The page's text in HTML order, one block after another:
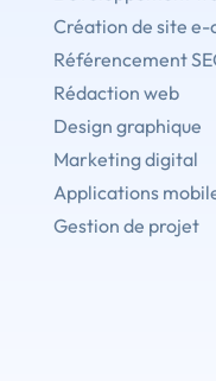
Création de site
Référencement
Rédaction web
Design graphique
Marketing digital
Applications
Gestion de projet